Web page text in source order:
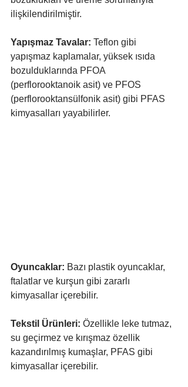
ilişkilendirilmiştir.
Yapışmaz Tavalar: Teflon gibi
yapışmaz kaplamalar, yüksek ısıda
bozulduklarında PFOA
(perflorooktanoik asit) ve PFOS
(perflorooktansülfonik asit) gibi PFAS
kimyasalları yayabilirler.
Oyuncaklar: Bazı plastik oyuncaklar,
ftalatlar ve kurşun gibi zararlı
kimyasallar içerebilir.
Tekstil Ürünleri: Özellikle leke tutmaz,
su geçirmez ve kırışmaz özellik
kazandırılmış kumaşlar, PFAS gibi
kimyasallar içerebilir.